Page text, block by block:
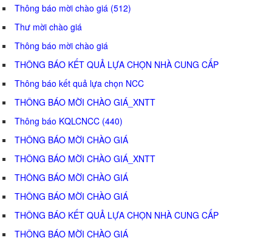
Thông báo mời chào giá (512)
Thư mời chào giá
Thông báo mời chào giá
THÔNG BÁO KẾT QUẢ LỰA CHỌN NHÀ CUNG CẤP
Thông báo kết quả lựa chọn NCC
THÔNG BÁO MỜI CHÀO GIÁ_XNTT
Thông báo KQLCNCC (440)
THÔNG BÁO MỜI CHÀO GIÁ
THÔNG BÁO MỜI CHÀO GIÁ_XNTT
THÔNG BÁO MỜI CHÀO GIÁ
THÔNG BÁO MỜI CHÀO GIÁ
THÔNG BÁO KẾT QUẢ LỰA CHỌN NHÀ CUNG CẤP
THÔNG BÁO MỜI CHÀO GIÁ